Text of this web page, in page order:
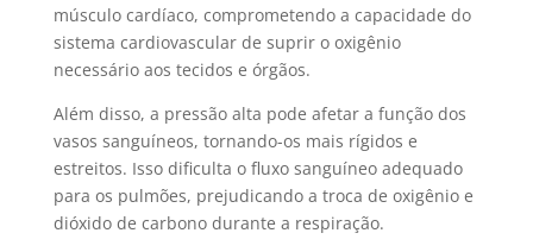
músculo cardíaco, comprometendo a capacidade do
sistema cardiovascular de suprir o oxigênio
necessário aos tecidos e órgãos.
Além disso, a pressão alta pode afetar a função dos
vasos sanguíneos, tornando-os mais rígidos e
estreitos. Isso dificulta o fluxo sanguíneo adequado
para os pulmões, prejudicando a troca de oxigênio e
dióxido de carbono durante a respiração.